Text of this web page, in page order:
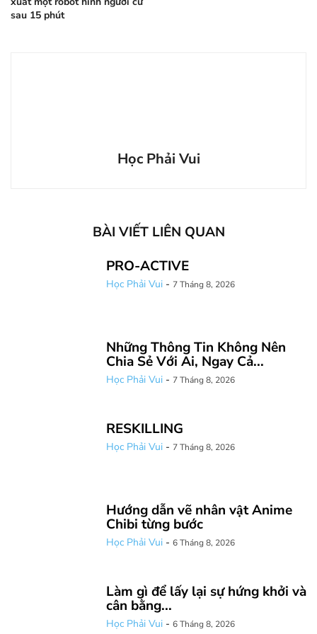
sau 15 phút
Học Phải Vui
BÀI VIẾT LIÊN QUAN
PRO-ACTIVE
Học Phải Vui - 7 Tháng 8, 2026
Những Thông Tin Không Nên
Chia Sẻ Với Ai, Ngay Cả...
Học Phải Vui - 7 Tháng 8, 2026
RESKILLING
Học Phải Vui - 7 Tháng 8, 2026
Hướng dẫn vẽ nhân vật Anime
Chibi từng bước
Học Phải Vui - 6 Tháng 8, 2026
Làm gì để lấy lại sự hứng khởi và
cân bằng...
Học Phải Vui - 6 Tháng 8, 2026